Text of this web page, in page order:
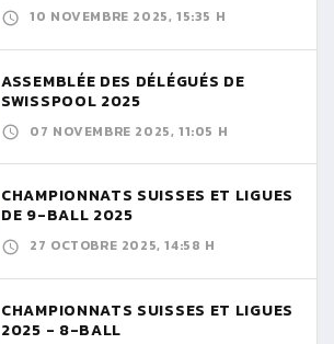
10 NOVEMBRE 2025, 15:35 H
ASSEMBLÉE DES DÉLÉGUÉS DE
SWISSPOOL 2025
07 NOVEMBRE 2025, 11:05 H
CHAMPIONNATS SUISSES ET LIGUES
DE 9-BALL 2025
27 OCTOBRE 2025, 14:58 H
CHAMPIONNATS SUISSES ET LIGUES
2025 - 8-BALL